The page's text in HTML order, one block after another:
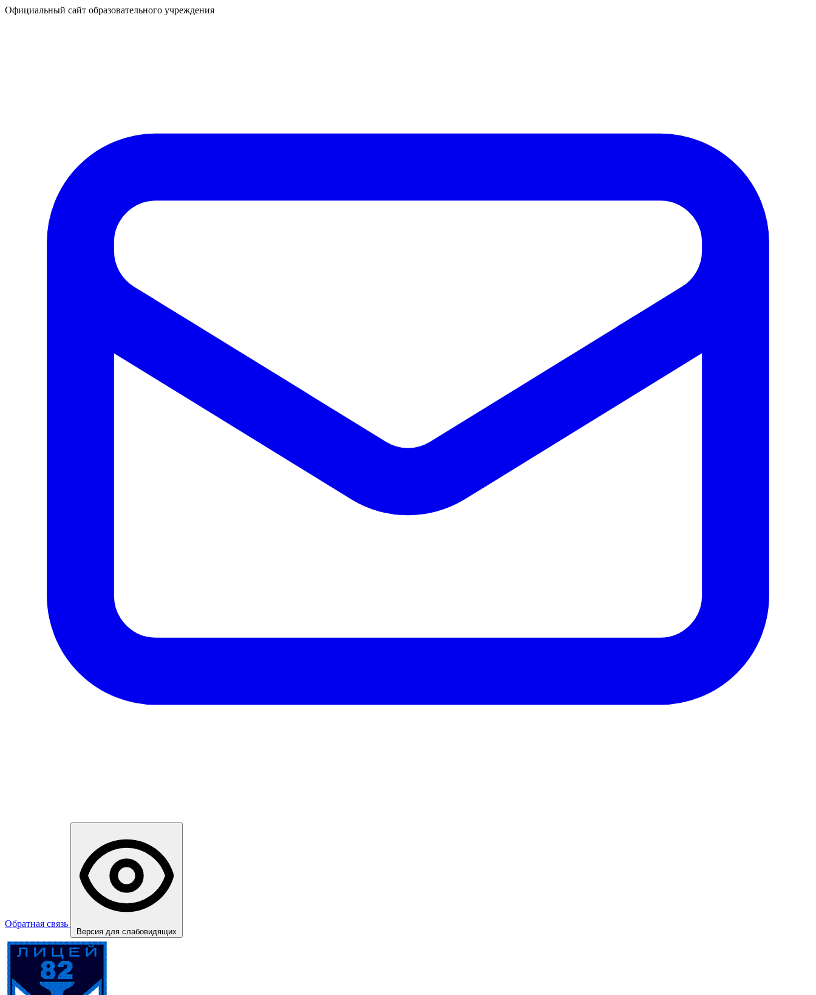
Официальный сайт образовательного учреждения
Обратная связь
Версия для слабовидящих